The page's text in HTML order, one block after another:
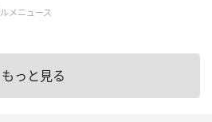
メニュース
もっと見る